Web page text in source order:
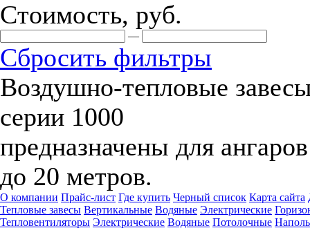
Стоимость, руб.
—
Сбросить фильтры
Воздушно-тепловые
серии 1000
предназначены для
до 20 метров.
О компании Прайс-лист Где купить Черный список Карта сайта
Тепловые завесы Вертикальные Водяные Электрические
Тепловентиляторы Электрические Водяные Потолочные